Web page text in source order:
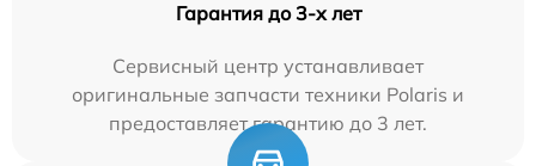
Гарантия до 3-х лет
Сервисный центр устанавливает
оригинальные запчасти техники Polaris и
предоставляет гарантию до 3 лет.